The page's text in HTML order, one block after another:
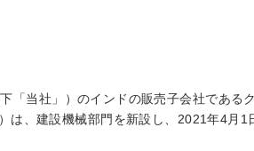
「当社」）のインドの販売子会社である
、建設機械部門を新設し、2021年4月1